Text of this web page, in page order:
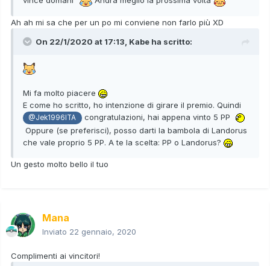
Ah ah mi sa che per un po mi conviene non farlo più XD
On 22/1/2020 at 17:13, Kabe ha scritto:
Mi fa molto piacere
E come ho scritto, ho intenzione di girare il premio. Quindi
@Jek1996ITA
congratulazioni, hai appena vinto 5 PP
Oppure (se preferisci), posso darti la bambola di Landorus
che vale proprio 5 PP. A te la scelta: PP o Landorus?
Un gesto molto bello il tuo
Mana
Inviato 22 gennaio, 2020
Complimenti ai vincitori!